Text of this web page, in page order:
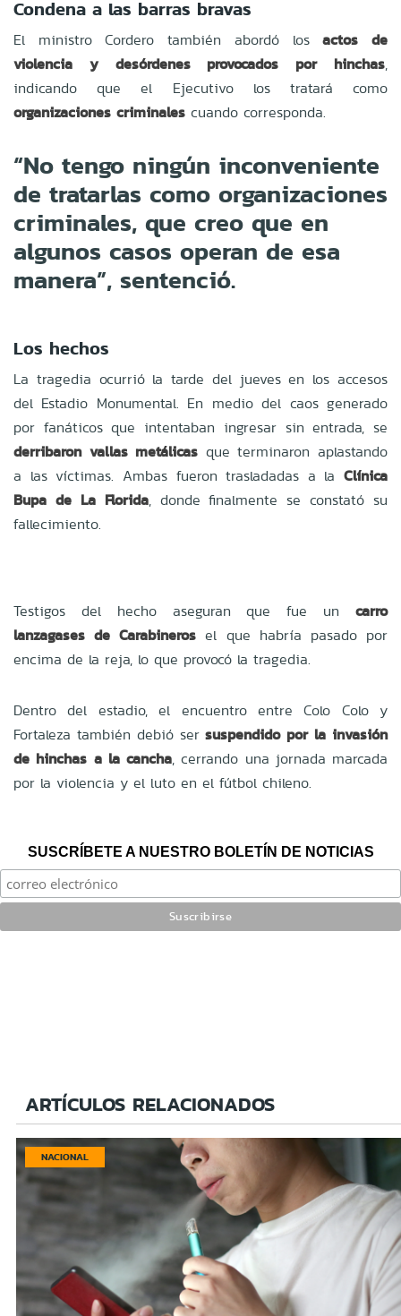
Condena a las barras bravas
El ministro Cordero también abordó losactos de
violencia y desórdenes provocados por hinchas,
indicando que el Ejecutivo los tratará como
organizaciones criminales cuando corresponda.
“No tengo ningún inconveniente
de tratarlas como organizaciones
criminales, que creo que en
algunos casos operan de esa
manera”, sentenció.
Los hechos
La tragedia ocurrió la tarde del jueves en los accesos
del Estadio Monumental. En medio del caos generado
por fanáticos que intentaban ingresar sin entrada, se
derribaron vallas metálicas que terminaron aplastando
a las víctimas. Ambas fueron trasladadas a la Clínica
Bupa de La Florida, donde finalmente se constató su
fallecimiento.
Testigos del hecho aseguran que fue un carro
lanzagases de Carabineros el que habría pasado por
encima de la reja, lo que provocó la tragedia.
Dentro del estadio, el encuentro entre Colo Colo y
Fortaleza también debió sersuspendido por la invasión
de hinchas a la cancha, cerrando una jornada marcada
por la violencia y el luto en el fútbol chileno.
SUSCRÍBETE A NUESTRO BOLETÍN DE NOTICIAS
ARTÍCULOS RELACIONADOS
NACIONAL